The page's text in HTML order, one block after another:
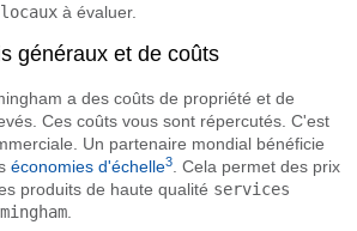
à évaluer.
généraux et de coûts
a des coûts de propriété et de
Ces coûts vous sont répercutés. C'est
Un partenaire mondial bénéficie
économies d'échelle3
. Cela permet des prix
produits de haute qualité services